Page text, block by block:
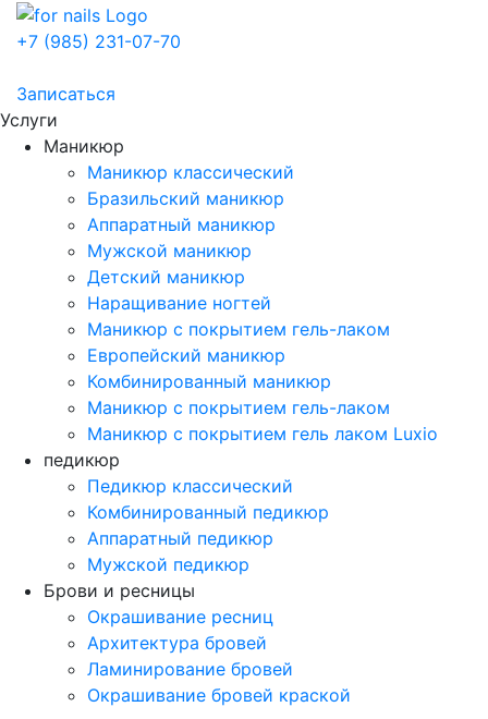
+7 (985) 231-07-70
Записаться
Услуги
Маникюр
Маникюр классический
Бразильский маникюр
Аппаратный маникюр
Мужской маникюр
Детский маникюр
Наращивание ногтей
Маникюр с покрытием гель-лаком
Европейский маникюр
Комбинированный маникюр
Маникюр с покрытием гель-лаком
Маникюр с покрытием гель лаком Luxio
педикюр
Педикюр классический
Комбинированный педикюр
Аппаратный педикюр
Мужской педикюр
Брови и ресницы
Окрашивание ресниц
Архитектура бровей
Ламинирование бровей
Окрашивание бровей краской